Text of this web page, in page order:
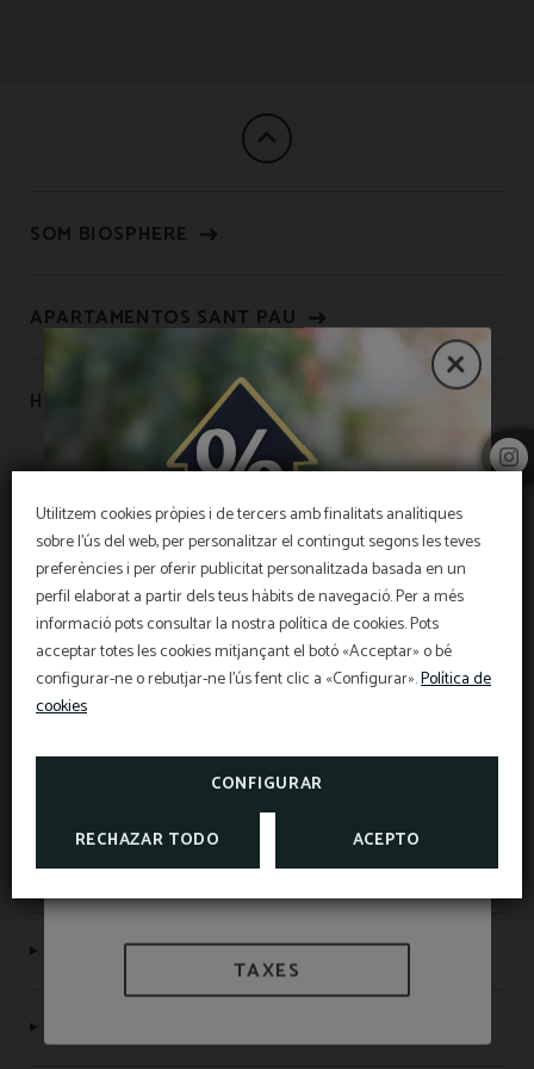
Utilitzem cookies pròpies i de tercers amb finalitats analítiques
sobre l'ús del web, per personalitzar el contingut segons les teves
preferències i per oferir publicitat personalitzada basada en un
perfil elaborat a partir dels teus hàbits de navegació. Per a més
informació pots consultar la nostra política de cookies. Pots
acceptar totes les cookies mitjançant el botó «Acceptar» o bé
configurar-ne o rebutjar-ne l'ús fent clic a «Configurar».Política de
cookies
CONFIGURAR
RECHAZAR TODO ACEPTO
SOM BIOSPHERE
APARTAMENTOS SANT PAU
HOSTAL LAMI
HOTEL SANT PAU
Assegurança de cancel·lació
Protecció de dades
Política de cookies
OFERTA EXCLUSIVA
Preu millor garantit, descompte per reserva
anticipada, esmorzar gratuït i assegurança de
cancel·lació gratuïta inclosa!
L'Hotel Sant Pau us ofereix un segur de
cancel·lació exclusiu per a reserves fetes a la web
CANCEL·LACIÓ
INFORMACIÓ
TAXES I EXEMPCIONS
TAXES